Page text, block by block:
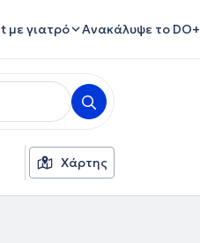
με γιατρό Ανακάλυψε το DO+
Φύλο
Χάρτης